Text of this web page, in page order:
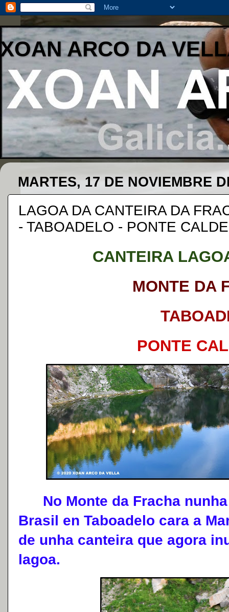
XOAN ARCO DA
MARTES, 17 DE NOVIEMBRE
LAGOA DA CANTEIRA DA
- TABOADELO - PONTE
CANTEIRA
MONTE DA
PONTE
No Monte da Fracha nunha
Brasil en Taboadelo cara a
de unha canteira que agora
lagoa.